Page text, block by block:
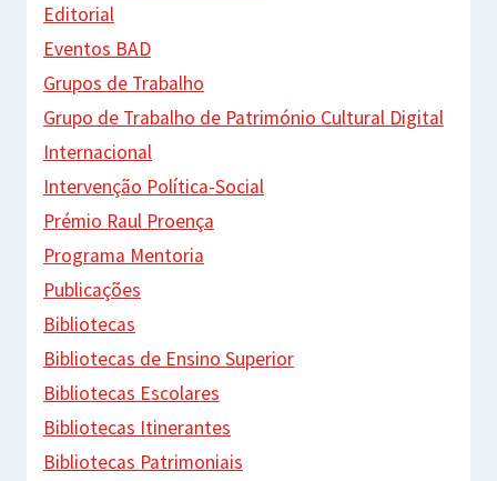
Editorial
Eventos BAD
Grupos de Trabalho
Grupo de Trabalho de Património Cultural Digital
Internacional
Intervenção Política-Social
Prémio Raul Proença
Programa Mentoria
Publicações
Bibliotecas
Bibliotecas de Ensino Superior
Bibliotecas Escolares
Bibliotecas Itinerantes
Bibliotecas Patrimoniais